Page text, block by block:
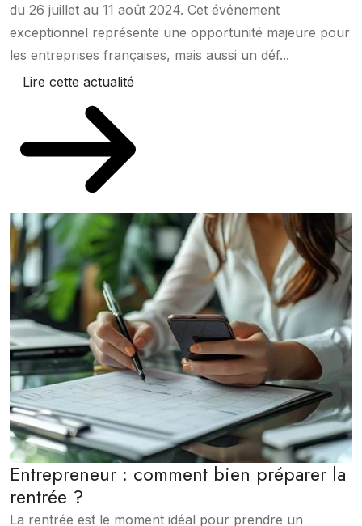
du 26 juillet au 11 août 2024. Cet événement
exceptionnel représente une opportunité majeure pour
les entreprises françaises, mais aussi un déf...
Lire cette actualité
Entrepreneur : comment bien préparer la
rentrée ?
La rentrée est le moment idéal pour prendre un